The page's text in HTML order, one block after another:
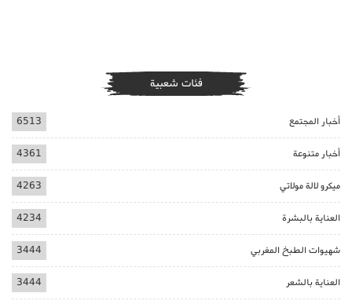
فئات شعبية
أخبار المجتمع 6513
أخبار متنوعة 4361
ميكرو لالة مولاتي 4263
العناية بالبشرة 4234
شهيوات الطبخ المغربي 3444
العناية بالشعر 3444